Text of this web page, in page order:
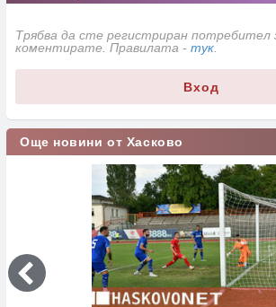
Трябва да сте регистриран
коментирате. Правилата - тук
Вход
Още новини от Хасково